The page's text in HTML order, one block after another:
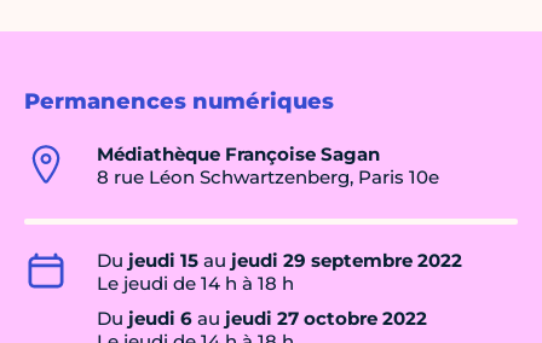
Permanences numériques
Médiathèque Françoise Sagan
8 rue Léon Schwartzenberg, Paris 10e
Du jeudi 15 au jeudi 29 septembre 2022
Le jeudi de 14 h à 18 h
Du jeudi 6 au jeudi 27 octobre 2022